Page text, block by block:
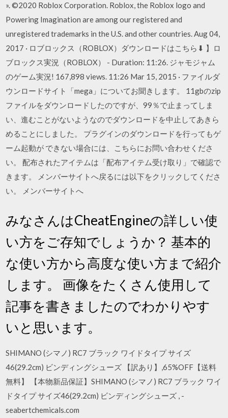
». ©2020 Roblox Corporation. Roblox, the Roblox logo and
Powering Imagination are among our registered and
unregistered trademarks in the U.S. and other countries. Aug 04,
2017 · ロブロックス（ROBLOX）ダウンロードはこちら⬇︎ 】ロ
ブロックス実況（ROBLOX） - Duration: 11:26. ジャモジャム
のゲーム実況! 167,898 views. 11:26 Mar 15, 2015 · ファイルダ
ウンロードサイト「mega」についてお聞きします。 11gbのzip
ファイルをダウンロードしたのですが、99％で止まってしま
い、進むことがないようなのでダウンロードを中止してあきら
めることにしました。 プラグインのダウンロードを行ってもゲ
ーム起動が できない場合には、こちらにお問い合わせくださ
い。 配布されたアイテムは「配布アイテム受け取り」で確認で
きます。 メンバーサイトへ戻るには以下をクリックしてくださ
い。 メンバーサイトへ
みなさんはCheatEngineの詳しい使
い方をご存知でしょうか？ 基本的
な使い方から高度な使い方まで紹介
します。 画像をたくさん使用して
記事を書きましたのでわかりやす
いと思います。
SHIMANO (シマノ) RC7 ブラック ワイドタイプ サイズ
46(29.2cm) ビンディングシューズ 【訳あり】,65%OFF【送料
無料】 【本物新品保証】SHIMANO (シマノ) RC7 ブラック ワイ
ドタイプ サイズ46(29.2cm) ビンディングシューズ , -
seabertchemicals.com